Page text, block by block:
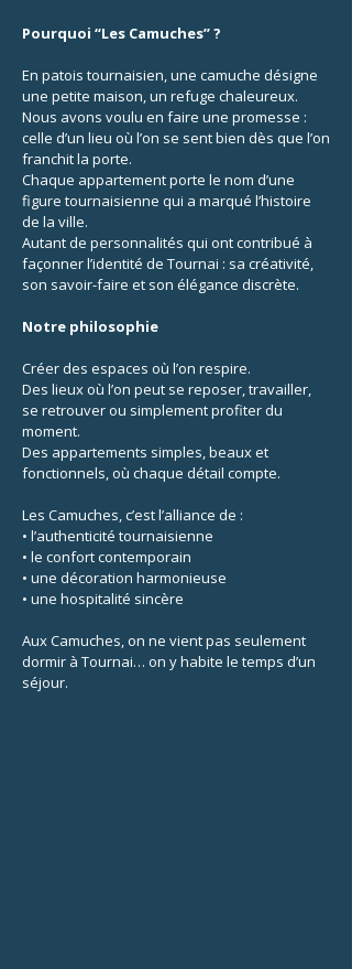
Pourquoi “Les Camuches” ?
En patois tournaisien, une camuche désigne
une petite maison, un refuge chaleureux.
Nous avons voulu en faire une promesse :
celle d’un lieu où l’on se sent bien dès que l’on
franchit la porte.
Chaque appartement porte le nom d’une
figure tournaisienne qui a marqué l’histoire
de la ville.
Autant de personnalités qui ont contribué à
façonner l’identité de Tournai : sa créativité,
son savoir-faire et son élégance discrète.
Notre philosophie
Créer des espaces où l’on respire.
Des lieux où l’on peut se reposer, travailler,
se retrouver ou simplement profiter du
moment.
Des appartements simples, beaux et
fonctionnels, où chaque détail compte.
Les Camuches, c’est l’alliance de :
• l’authenticité tournaisienne
• le confort contemporain
• une décoration harmonieuse
• une hospitalité sincère
Aux Camuches, on ne vient pas seulement
dormir à Tournai… on y habite le temps d’un
séjour.